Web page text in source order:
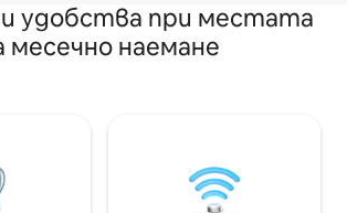
удобства при местата
месечно наемане